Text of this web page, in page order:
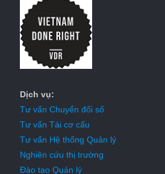
Dịch vụ:
Tư vấn Chuyển đổi số
Tư vấn Tái cơ cấu
Tư vấn Hệ thống Quản lý
Nghiên cứu thị trường
Đào tạo Quản lý